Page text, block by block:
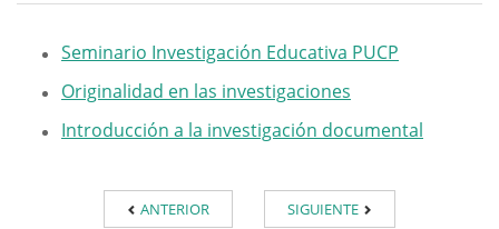
Seminario Investigación Educativa PUCP
Originalidad en las investigaciones
Introducción a la investigación documental
ANTERIOR SIGUIENTE